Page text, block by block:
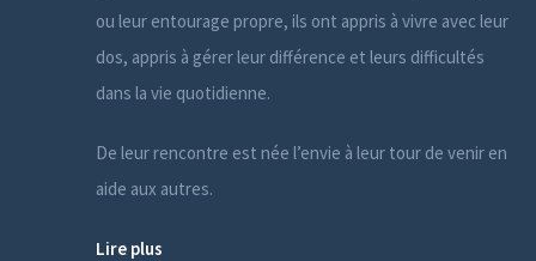
ou leur entourage propre, ils ont appris à vivre avec leur
dos, appris à gérer leur différence et leurs difficultés
dans la vie quotidienne.
De leur rencontre est née l’envie à leur tour de venir en
aide aux autres.
Lire plus